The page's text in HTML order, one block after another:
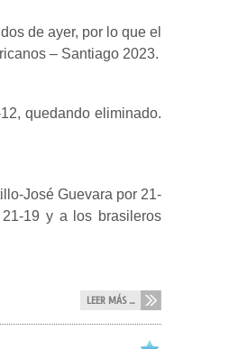
de ayer, por lo que el
– Santiago 2023.
quedando eliminado.
José Guevara por 21-
19 y a los brasileros
LEER MÁS ...